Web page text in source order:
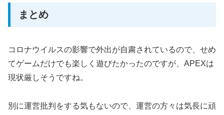
まとめ
コロナウイルスの影響で外出が自粛されているので、せめ
てゲームだけでも楽しく遊びたかったのですが、APEXは
現状厳しそうですね。
別に運営批判をする気もないので、運営の方々は気長に頑